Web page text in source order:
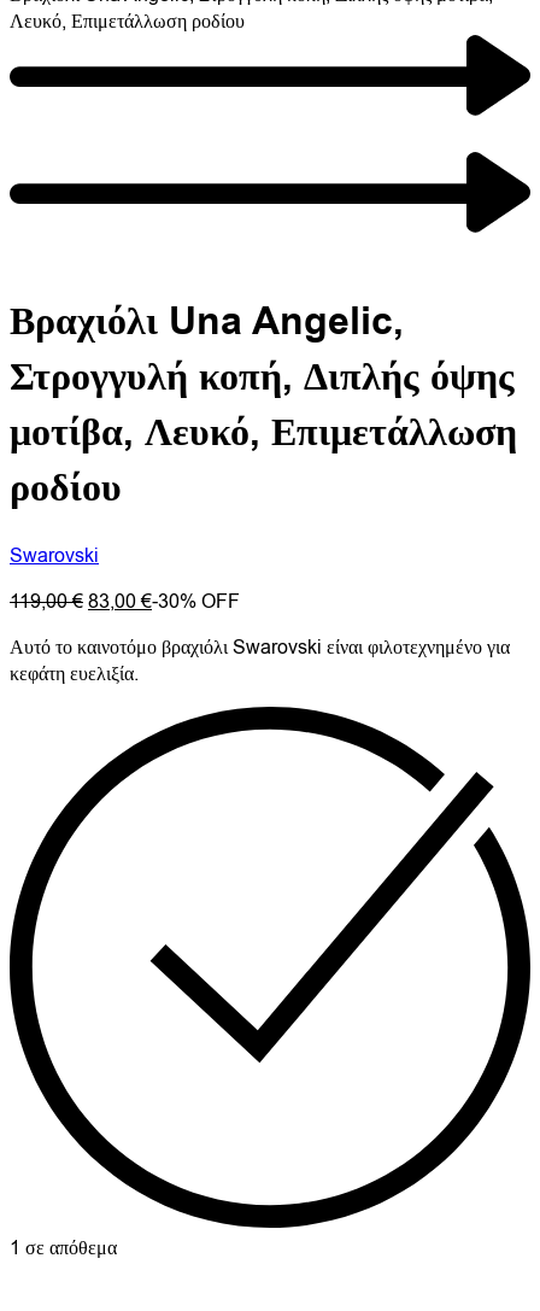
Λευκό, Επιμετάλλωση ροδίου
Βραχιόλι Una Angelic,
Στρογγυλή κοπή, Διπλής όψης
μοτίβα, Λευκό, Επιμετάλλωση
ροδίου
Swarovski
119,00€83,00€-30% OFF
Αυτό το καινοτόμο βραχιόλι Swarovski είναι φιλοτεχνημένο για
κεφάτη ευελιξία.
1 σε απόθεμα